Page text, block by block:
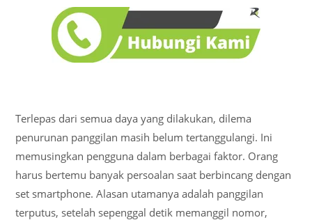
Terlepas dari semua daya yang dilakukan, dilema
penurunan panggilan masih belum tertanggulangi. Ini
memusingkan pengguna dalam berbagai faktor. Orang
harus bertemu banyak persoalan saat berbincang dengan
set smartphone. Alasan utamanya adalah panggilan
terputus, setelah sepenggal detik memanggil nomor,